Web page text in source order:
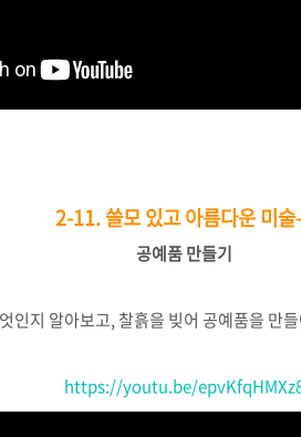
2-11.쓸모 있고 아름다운 미
공예품 만들기
인지 알아보고, 찰흙을 빚어 공예품을 만
https://youtu.be/